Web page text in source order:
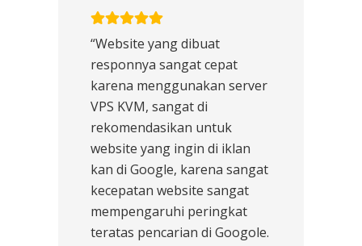
“Website yang dibuat
responnya sangat cepat
karena menggunakan server
VPS KVM, sangat di
rekomendasikan untuk
website yang ingin di iklan
kan di Google, karena sangat
kecepatan website sangat
mempengaruhi peringkat
teratas pencarian di Googole.